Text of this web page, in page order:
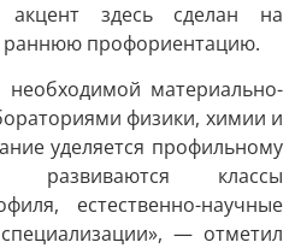
акцент здесь сделан на
раннюю профориентацию.
материально-
физики, химии и
уделяется профильному
развиваются классы
естественно-научные
— отметил